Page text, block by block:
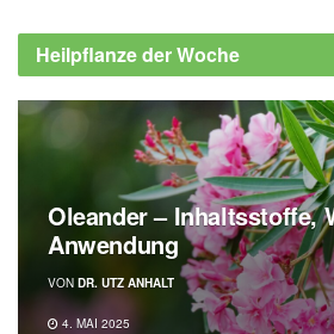
Heilpflanze der Woche
Oleander – Inhaltsstoffe,
Anwendung
VON DR. UTZ ANHALT
4. MAI 2025